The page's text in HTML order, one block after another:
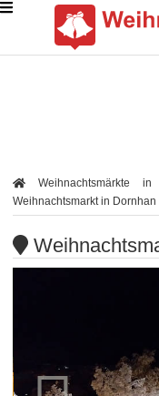
Weihnachtsmärkte in
Weihnachtsmarkt in Dornhan